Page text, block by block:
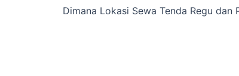
Dimana Lokasi Sewa Tenda Regu dan